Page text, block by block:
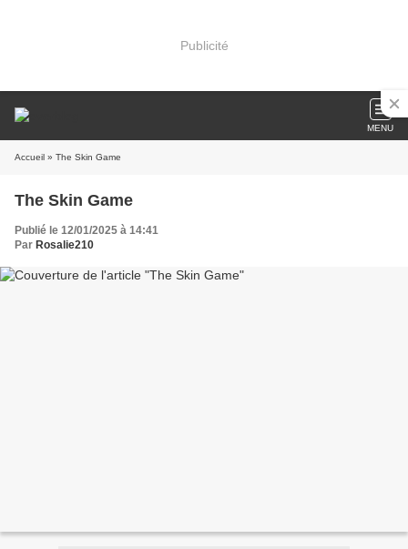
Publicité
MENU
Accueil » The Skin Game
The Skin Game
Publié le 12/01/2025 à 14:41
Par Rosalie210